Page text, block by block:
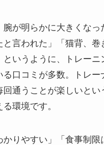
腕が明らかに大きくなっ
と言われた」「猫背、巻
というように、トレーニ
る口コミが多数。トレー
回通うことが楽しいとい
環境です。
かりやすい」「食事制限